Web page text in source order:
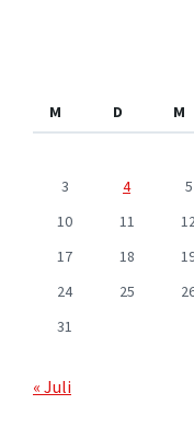
M
D M
3
4 5
10
11
17
18
24
25
31
« Juli